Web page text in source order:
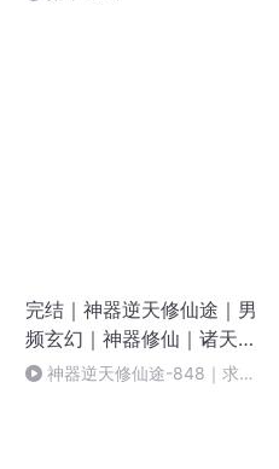
完结｜神器逆天修仙途｜男
频玄幻｜神器修仙｜诸天封
神 神器逆天修仙途-848｜求点